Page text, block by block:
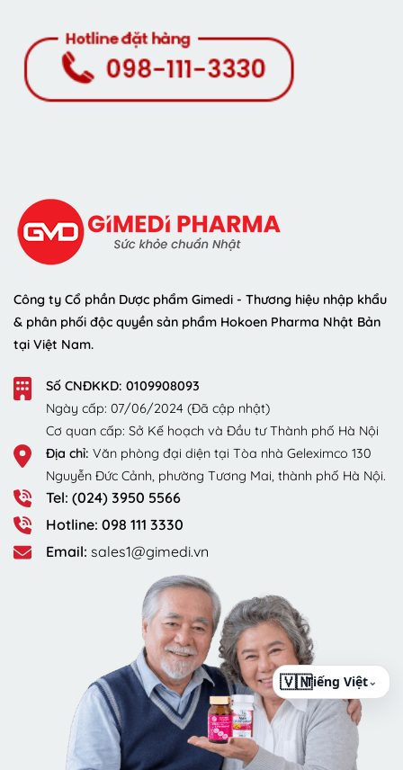
Công ty Cổ phần Dược phẩm Gimedi - Thương hiệu nhập khẩu
& phân phối độc quyền sản phẩm Hokoen Pharma Nhật Bản
tại Việt Nam.
Số CNĐKKD: 0109908093
Ngày cấp: 07/06/2024 (Đã cập nhật)
Cơ quan cấp: Sở Kế hoạch và Đầu tư Thành phố Hà Nội
Địa chỉ: Văn phòng đại diện tại Tòa nhà Geleximco 130
Nguyễn Đức Cảnh, phường Tương Mai, thành phố Hà Nội.
Tel: (024) 3950 5566
Hotline: 098 111 3330
Email: sales1@gimedi.vn
⌄